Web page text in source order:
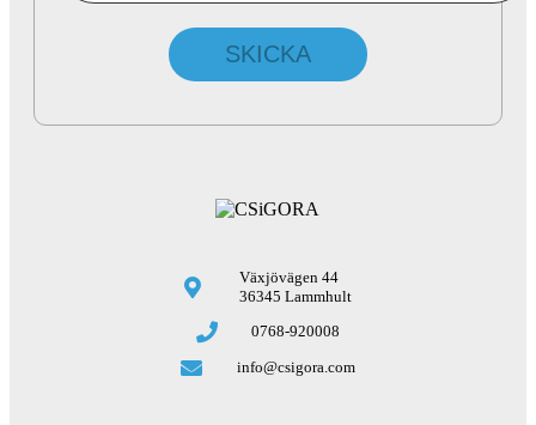
Växjövägen 44
36345 Lammhult
0768-920008
info@csigora.com